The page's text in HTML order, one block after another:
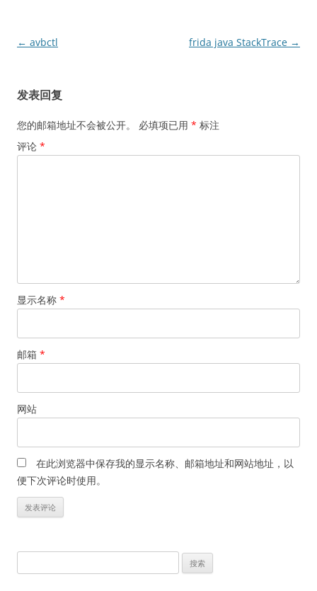
文
航
← avbctl frida java StackTrace →
发表回复
您的邮箱地址不会被公开。 必填项已用 * 标注
评论 *
显示名称 *
邮箱 *
网站
在此浏览器中保存我的显示名称、邮箱地址和网站地址，以
便下次评论时使用。
索：